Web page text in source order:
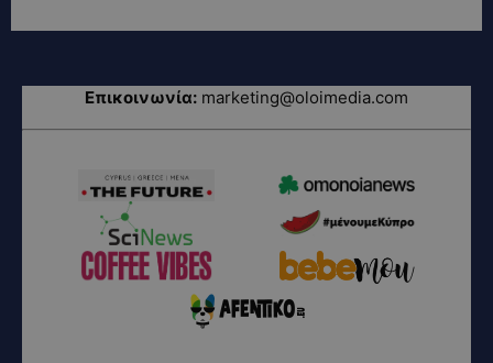
Επικοινωνία: marketing@oloimedia.com